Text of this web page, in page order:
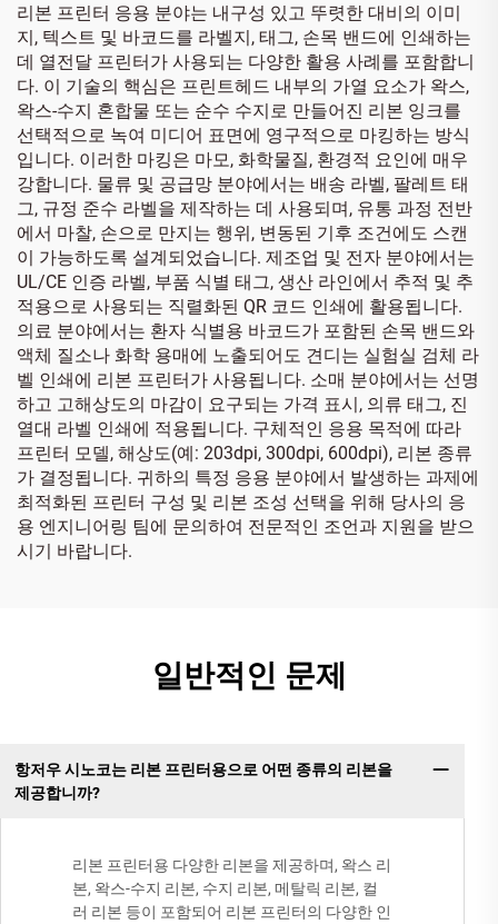
리본 프린터 응용 분야는 내구성 있고 뚜렷한 대비의 이미
지, 텍스트 및 바코드를 라벨지, 태그, 손목 밴드에 인쇄하는
데 열전달 프린터가 사용되는 다양한 활용 사례를 포함합니
다. 이 기술의 핵심은 프린트헤드 내부의 가열 요소가 왁스,
왁스-수지 혼합물 또는 순수 수지로 만들어진 리본 잉크를
선택적으로 녹여 미디어 표면에 영구적으로 마킹하는 방식
입니다. 이러한 마킹은 마모, 화학물질, 환경적 요인에 매우
강합니다. 물류 및 공급망 분야에서는 배송 라벨, 팔레트 태
그, 규정 준수 라벨을 제작하는 데 사용되며, 유통 과정 전반
에서 마찰, 손으로 만지는 행위, 변동된 기후 조건에도 스캔
이 가능하도록 설계되었습니다. 제조업 및 전자 분야에서는
UL/CE 인증 라벨, 부품 식별 태그, 생산 라인에서 추적 및 추
적용으로 사용되는 직렬화된 QR 코드 인쇄에 활용됩니다.
의료 분야에서는 환자 식별용 바코드가 포함된 손목 밴드와
액체 질소나 화학 용매에 노출되어도 견디는 실험실 검체 라
벨 인쇄에 리본 프린터가 사용됩니다. 소매 분야에서는 선명
하고 고해상도의 마감이 요구되는 가격 표시, 의류 태그, 진
열대 라벨 인쇄에 적용됩니다. 구체적인 응용 목적에 따라
프린터 모델, 해상도(예: 203dpi, 300dpi, 600dpi), 리본 종류
가 결정됩니다. 귀하의 특정 응용 분야에서 발생하는 과제에
최적화된 프린터 구성 및 리본 조성 선택을 위해 당사의 응
용 엔지니어링 팀에 문의하여 전문적인 조언과 지원을 받으
시기 바랍니다.
일반적인 문제
항저우 시노코는 리본 프린터용으로 어떤 종류의 리본을
제공합니까?
리본 프린터용 다양한 리본을 제공하며, 왁스 리
본, 왁스-수지 리본, 수지 리본, 메탈릭 리본, 컬
러 리본 등이 포함되어 리본 프린터의 다양한 인